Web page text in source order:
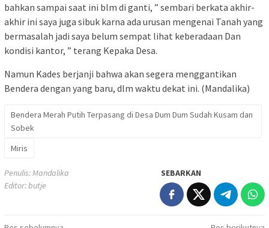
bahkan sampai saat ini blm di ganti, ” sembari berkata akhir-
akhir ini saya juga sibuk karna ada urusan mengenai Tanah yang
bermasalah jadi saya belum sempat lihat keberadaan Dan
kondisi kantor, ” terang Kepaka Desa.
Namun Kades berjanji bahwa akan segera menggantikan
Bendera dengan yang baru, dlm waktu dekat ini. (Mandalika)
Bendera Merah Putih Terpasang di Desa Dum Dum Sudah Kusam dan
Sobek
Miris
Penulis: Mandalika
Editor: butje
SEBARKAN